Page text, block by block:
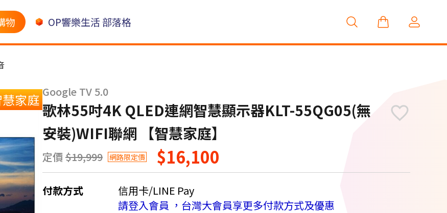
物 OP響樂生活 部落格
家庭 Google TV 5.0
歌林55吋4K QLED連網智慧顯示器KLT-55QG05(無
安裝)WIFI聯網 【智慧家庭】
定價 $19,999 網路限定價 $16,100
付款方式
信用卡/LINE Pay
請登入會員 ，台灣大會員享更多付款方式及優惠